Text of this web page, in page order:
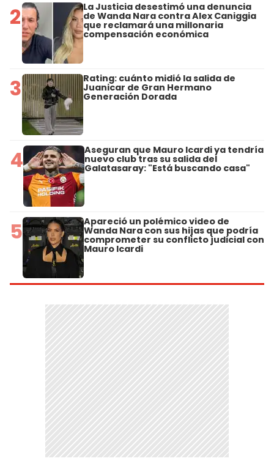
2 La Justicia desestimó una denuncia
de Wanda Nara contra Alex Caniggia
que reclamará una millonaria
compensación económica
3 Rating: cuánto midió la salida de
Juanicar de Gran Hermano
Generación Dorada
4 Aseguran que Mauro Icardi ya tendría
nuevo club tras su salida del
Galatasaray: "Está buscando casa"
5 Apareció un polémico video de
Wanda Nara con sus hijas que podría
comprometer su conflicto judicial con
Mauro Icardi